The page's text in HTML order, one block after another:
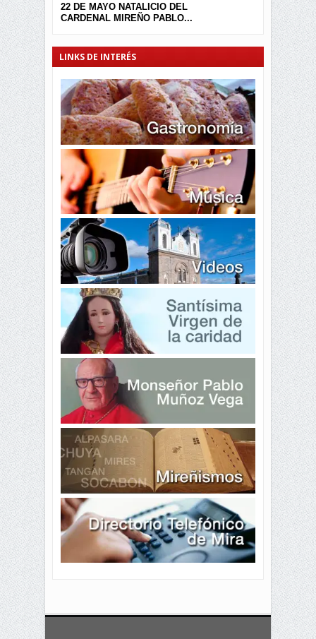
22 DE MAYO NATALICIO DEL
CARDENAL MIREÑO PABLO...
LINKS DE INTERÉS